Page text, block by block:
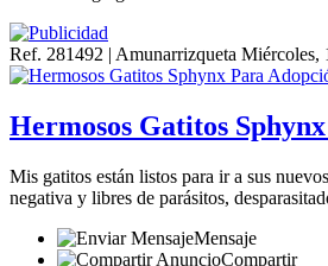
Ref. 281492 | Amunarrizqueta Miércoles,
Hermosos Gatitos
Mis gatitos están listos para ir a sus
negativa y libres de parásitos,
Mensaje
Compartir